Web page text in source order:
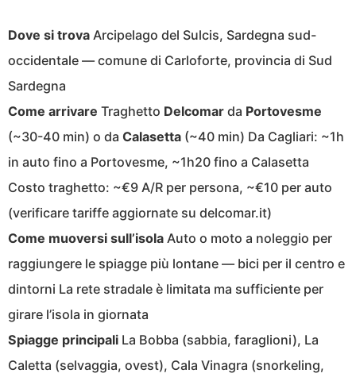
Dove si trova Arcipelago del Sulcis, Sardegna sud-
occidentale — comune di Carloforte, provincia di Sud
Sardegna
Come arrivare Traghetto Delcomar da Portovesme
(~30-40 min) o da Calasetta (~40 min) Da Cagliari: ~1h
in auto fino a Portovesme, ~1h20 fino a Calasetta
Costo traghetto: ~€9 A/R per persona, ~€10 per auto
(verificare tariffe aggiornate su delcomar.it)
Come muoversi sull’isola Auto o moto a noleggio per
raggiungere le spiagge più lontane — bici per il centro e
dintorni La rete stradale è limitata ma sufficiente per
girare l’isola in giornata
Spiagge principali La Bobba (sabbia, faraglioni), La
Caletta (selvaggia, ovest), Cala Vinagra (snorkeling,